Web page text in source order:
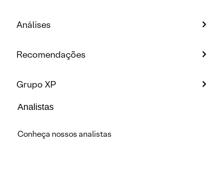
Análises
Recomendações
Grupo XP
Analistas
Conheça nossos analistas